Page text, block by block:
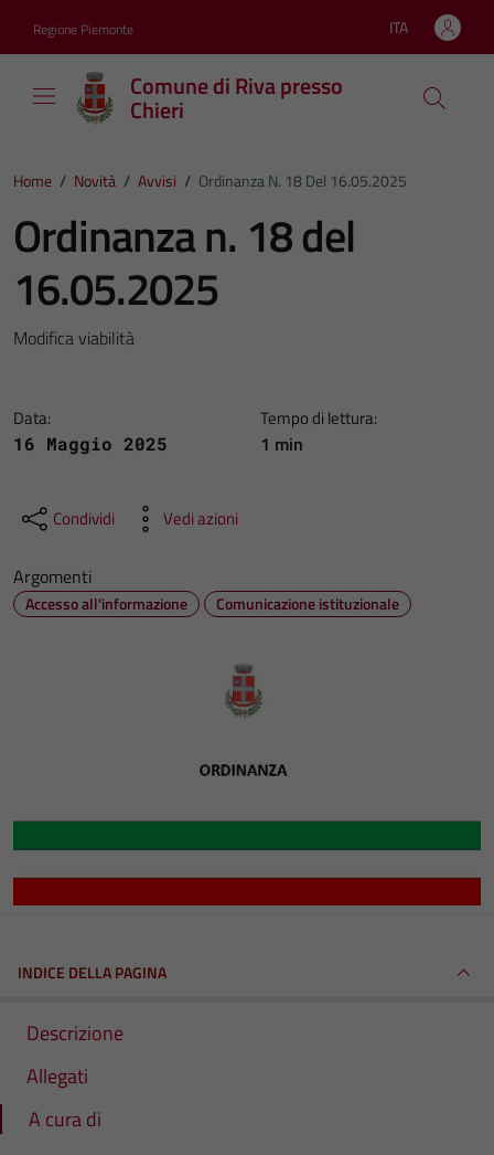
Regione Piemonte Lingua attiva:
ITA
Comune di Riva presso
Chieri
Home / Novità / Avvisi / Ordinanza N. 18 Del 16.05.2025
Ordinanza n. 18 del
16.05.2025
Modifica viabilità
Data:
16 Maggio 2025
Tempo di lettura:
1 min
Condividi Vedi azioni
Argomenti
Accesso all'informazione Comunicazione istituzionale
INDICE DELLA PAGINA
Descrizione
Allegati
A cura di